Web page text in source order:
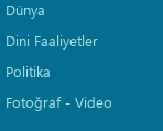
Dünya
Dini Faaliyetler
Politika
Fotoğraf - Video